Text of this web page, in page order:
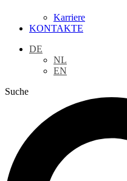
Karriere
KONTAKTE
DE
NL
EN
Suche